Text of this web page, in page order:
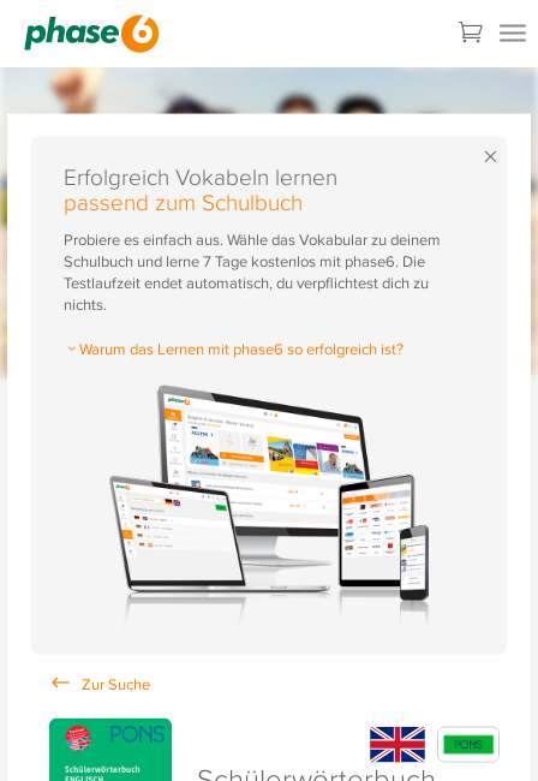
×
Erfolgreich Vokabeln lernen
passend zum Schulbuch
Probiere es einfach aus. Wähle das Vokabular zu deinem
Schulbuch und lerne 7 Tage kostenlos mit phase6. Die
Testlaufzeit endet automatisch, du verpflichtest dich zu
nichts.
Warum das Lernen mit phase6 so erfolgreich ist?